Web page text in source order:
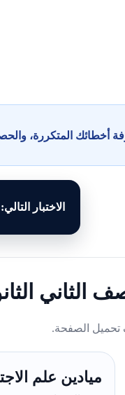
أخطائك المتكررة،
الاختبار
الثاني
تحميل الصفحة.
ميادين علم